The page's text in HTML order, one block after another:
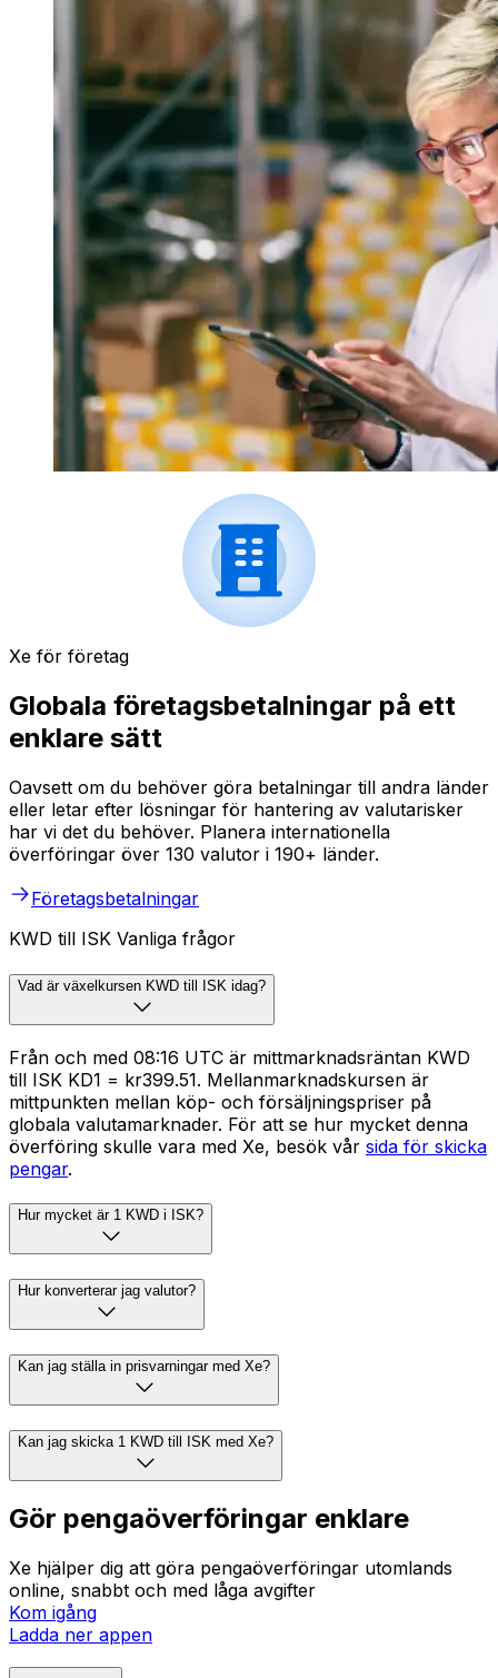
Xe för företag
Globala företagsbetalningar på ett
enklare sätt
Oavsett om du behöver göra betalningar till andra länder
eller letar efter lösningar för hantering av valutarisker
har vi det du behöver. Planera internationella
överföringar över 130 valutor i 190+ länder.
Företagsbetalningar
KWD till ISK Vanliga frågor
Vad är växelkursen KWD till ISK idag?
Från och med 08:16 UTC är mittmarknadsräntan KWD
till ISK KD1 = kr399.51. Mellanmarknadskursen är
mittpunkten mellan köp- och försäljningspriser på
globala valutamarknader. För att se hur mycket denna
överföring skulle vara med Xe, besök vår sida för skicka
pengar.
Hur mycket är 1 KWD i ISK?
Hur konverterar jag valutor?
Kan jag ställa in prisvarningar med Xe?
Kan jag skicka 1 KWD till ISK med Xe?
Gör pengaöverföringar enklare
Xe hjälper dig att göra pengaöverföringar utomlands
online, snabbt och med låga avgifter
Kom igång
Ladda ner appen